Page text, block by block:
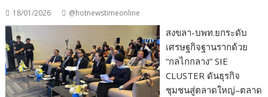
18/01/2026 @hotnewstimeonline
สงขลา-บพท.ยกระดับ
เศรษฐกิจฐานรากด้วย
“กลไกกลาง” SIE
CLUSTER ดันธุรกิจ
ชุมชนสู่ตลาดใหญ่–ตลาด